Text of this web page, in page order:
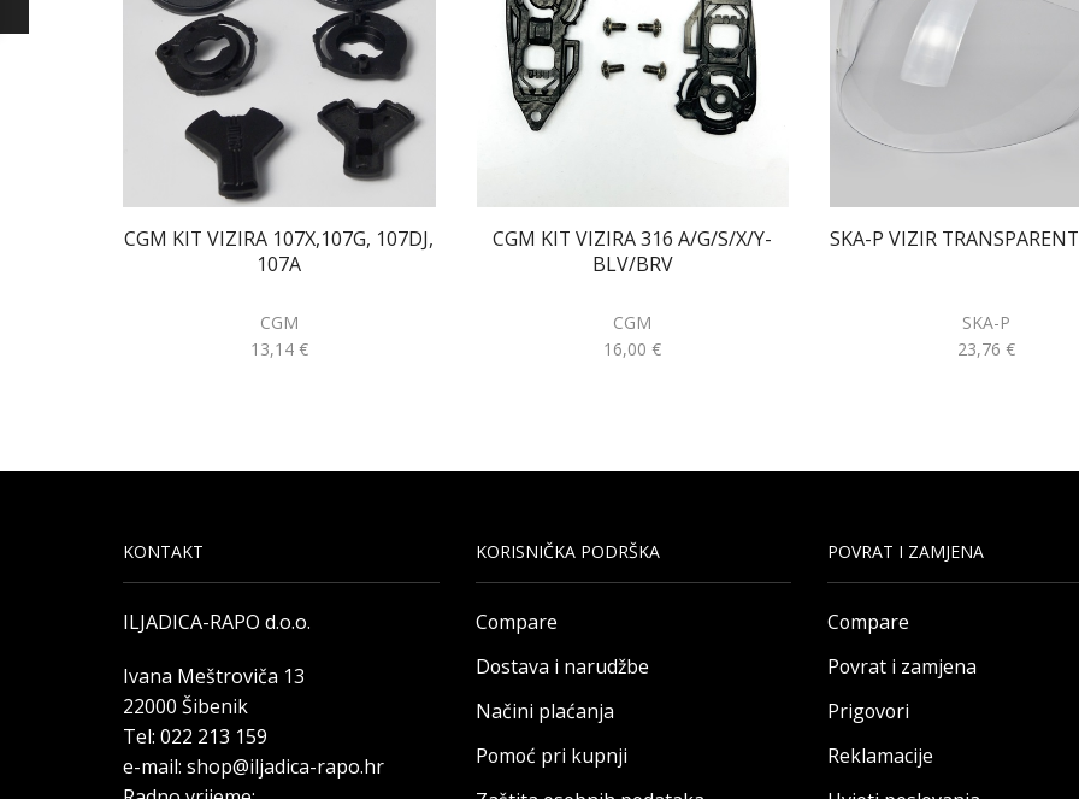
CGM KIT VIZIRA 107X,107G, 107DJ,
107A
CGM
13,14 €
CGM KIT VIZIRA 316 A/G/S/X/Y-
BLV/BRV
CGM
16,00€
SKA-P VIZIR
SKA-P
23,76 €
KONTAKT
ILJADICA-RAPO d.o.o.
Ivana Meštroviča 13
22000 Šibenik
Tel: 022 213 159
e-mail: shop@iljadica-rapo.hr
KORISNIČKA PODRŠKA
Compare
Dostava i narudžbe
Načini plaćanja
Pomoć pri kupnji
POVRAT I ZAMJENA
Compare
Povrat i zamjena
Prigovori
Reklamacije